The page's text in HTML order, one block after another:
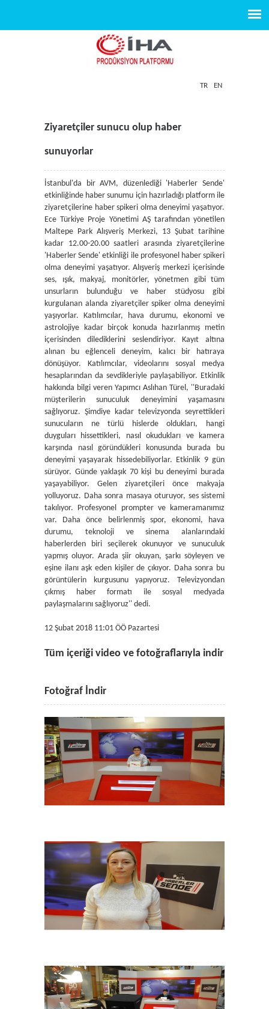
TR EN
Ziyaretçiler sunucu olup haber
sunuyorlar
İstanbul'da bir AVM, düzenlediği 'Haberler Sende'
etkinliğinde haber sunumu için hazırladığı platform ile
ziyaretçilerine haber spikeri olma deneyimi yaşatıyor.
Ece Türkiye Proje Yönetimi AŞ tarafından yönetilen
Maltepe Park Alışveriş Merkezi, 13 Şubat tarihine
kadar 12.00-20.00 saatleri arasında ziyaretçilerine
'Haberler Sende' etkinliği ile profesyonel haber spikeri
olma deneyimi yaşatıyor. Alışveriş merkezi içerisinde
ses, ışık, makyaj, monitörler, yönetmen gibi tüm
unsurların bulunduğu ve haber stüdyosu gibi
kurgulanan alanda ziyaretçiler spiker olma deneyimi
yaşıyorlar. Katılımcılar, hava durumu, ekonomi ve
astrolojiye kadar birçok konuda hazırlanmış metin
içerisinden dilediklerini seslendiriyor. Kayıt altına
alınan bu eğlenceli deneyim, kalıcı bir hatıraya
dönüşüyor. Katılımcılar, videolarını sosyal medya
hesaplarından da sevdikleriyle paylaşabiliyor. Etkinlik
hakkında bilgi veren Yapımcı Aslıhan Türel, ''Buradaki
müşterilerin sunuculuk deneyimini yaşamasını
sağlıyoruz. Şimdiye kadar televizyonda seyrettikleri
sunucuların ne türlü hislerde oldukları, hangi
duyguları hissettikleri, nasıl okudukları ve kamera
karşında nasıl göründükleri konusunda burada bu
deneyimi yaşayarak hissedebiliyorlar. Etkinlik 9 gün
sürüyor. Günde yaklaşık 70 kişi bu deneyimi burada
yaşayabiliyor. Gelen ziyaretçileri önce makyaja
yolluyoruz. Daha sonra masaya oturuyor, ses sistemi
takılıyor. Profesyonel prompter ve kameramanımız
var. Daha önce belirlenmiş spor, ekonomi, hava
durumu, teknoloji ve sinema alanlarındaki
haberlerden biri seçilerek okunuyor ve sunuculuk
yapmış oluyor. Arada şiir okuyan, şarkı söyleyen ve
eşine ilanı aşk eden kişiler de çıkıyor. Daha sonra bu
görüntülerin kurgusunu yapıyoruz. Televizyondan
çıkmış haber formatı ile sosyal medyada
paylaşmalarını sağlıyoruz'' dedi.
12 Şubat 2018 11:01 ÖÖ Pazartesi
Tüm içeriği video ve fotoğraflarıyla indir
Fotoğraf İndir